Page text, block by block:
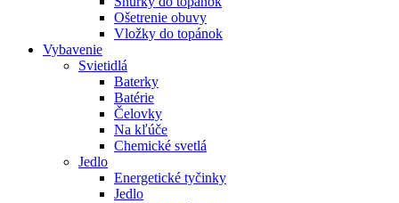
Ošetrenie obuvy
Vložky do topánok
Vybavenie
Svietidlá
Baterky
Batérie
Čelovky
Na kľúče
Chemické svetlá
Jedlo
Energetické tyčinky
Jedlo